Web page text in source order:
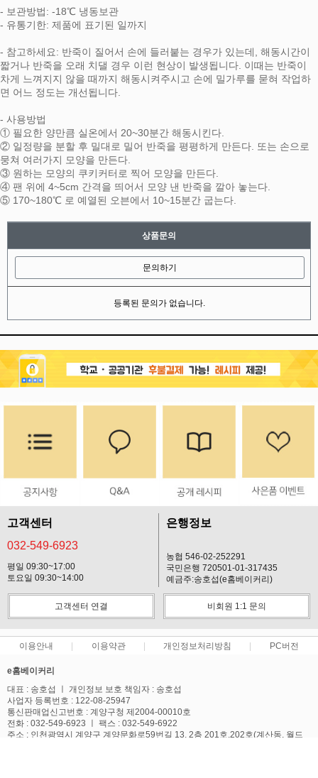
- 보관방법: -18℃ 냉동보관
- 유통기한: 제품에 표기된 일까지
- 참고하세요: 반죽이 질어서 손에 들러붙는 경우가 있는데, 해동시간이
짧거나 반죽을 오래 치댈 경우 이런 현상이 발생됩니다. 이때는 반죽이
차게 느껴지지 않을 때까지 해동시켜주시고 손에 밀가루를 묻혀 작업하
면 어느 정도는 개선됩니다.
- 사용방법
① 필요한 양만큼 실온에서 20~30분간 해동시킨다.
② 일정량을 분할 후 밀대로 밀어 반죽을 평평하게 만든다. 또는 손으로
뭉쳐 여러가지 모양을 만든다.
③ 원하는 모양의 쿠키커터로 찍어 모양을 만든다.
④ 팬 위에 4~5cm 간격을 띄어서 모양 낸 반죽을 깔아 놓는다.
⑤ 170~180℃ 로 예열된 오븐에서 10~15분간 굽는다.
상품문의
문의하기
등록된 문의가 없습니다.
고객센터
032-549-6923
평일 09:30~17:00
토요일 09:30~14:00
은행정보
농협 546-02-252291
국민은행 720501-01-317435
예금주:송호섭(e홈베이커리)
고객센터 연결 비회원 1:1 문의
이용안내 이용약관 개인정보처리방침 PC버전
e홈베이커리
대표 : 송호섭 ㅣ 개인정보 보호 책임자 : 송호섭
사업자 등록번호 : 122-08-25947
통신판매업신고번호 : 계양구청 제2004-00010호
전화 : 032-549-6923 ㅣ 팩스 : 032-549-6922
주소 : 인천광역시 계양구 계양문화로59번길 13, 2층 201호,202호(계산동, 월드